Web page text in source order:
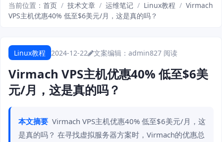
当前位置： 首页 / 技术文章 / 运维笔记 / Linux教程 / Virmach
VPS主机优惠40% 低至$6美元/月，这是真的吗？
Linux教程 2024-12-22 文案编辑：admin827 阅读
Virmach VPS主机优惠40% 低至$6美
元/月，这是真的吗？
本文摘要 Virmach VPS主机优惠40% 低至$6美元/月，这
是真的吗？ 在寻找虚拟服务器方案时，Virmach的优惠总